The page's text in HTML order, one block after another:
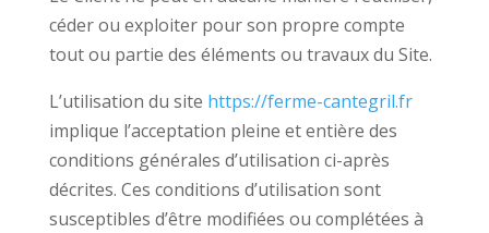
céder ou exploiter pour son propre compte
tout ou partie des éléments ou travaux du Site.
L’utilisation du site https://ferme-cantegril.fr
implique l’acceptation pleine et entière des
conditions générales d’utilisation ci-après
décrites. Ces conditions d’utilisation sont
susceptibles d’être modifiées ou complétées à